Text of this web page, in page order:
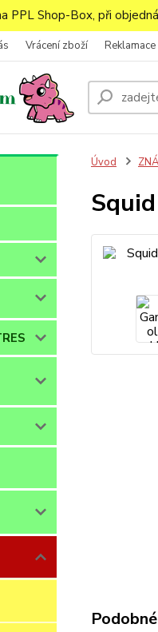
PPL Shop-Box, při
Vrácení zboží Reklamace
Úvod